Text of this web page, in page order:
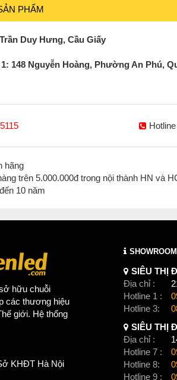
PHẨM
Duy Hưng, Cầu Giấy
148 Nguyễn Hoàng, Phường An Phú,
hãng
trên 5.000.000đ trong nội thành HN và
10 năm
hữu chuỗi
các thương hiệu
giới. Hệ thống
KHĐT Hà Nội
SHOWROOM
SIÊU THỊ
Địa chỉ :
Hotline 1 :
Hotline 3:
SIÊU THỊ
Địa chỉ :
Hotline 7 :
Hotline 8:
Hotline 9 :